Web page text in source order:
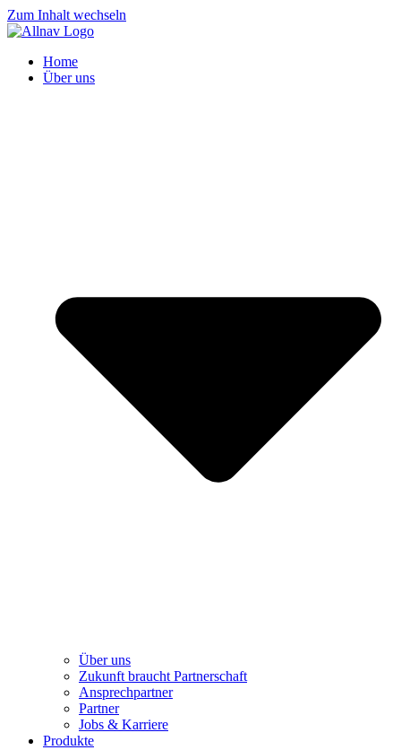
Zum Inhalt wechseln
Home
Über uns
Über uns
Zukunft braucht Partnerschaft
Ansprechpartner
Partner
Jobs & Karriere
Produkte